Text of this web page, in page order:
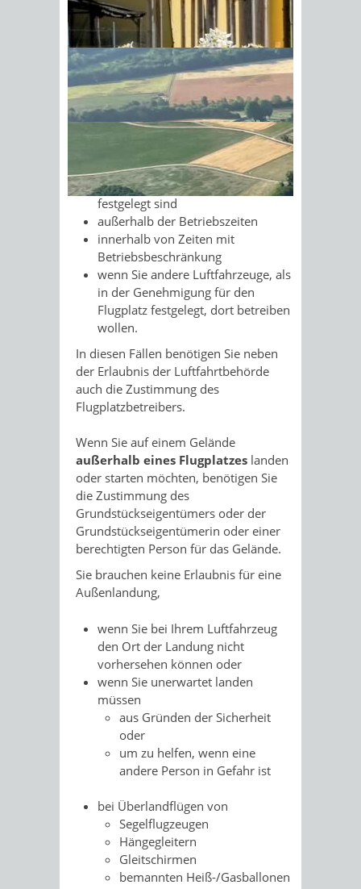
Sonnenschein am Morgen im
Ahornwald
zuständigen Luftfahrtbehörde und
Grundstückseigentümer oder einer
berechtigten Person für das Gelände.
Außerdem benötigen Sie eine
Erlaubnis für Starts und Landungen
auf Flugplätzen:
außerhalb der Start- oder
Landebahnen, die in der
Genehmigung für den Flugplatz
festgelegt sind
außerhalb der Betriebszeiten
innerhalb von Zeiten mit
Betriebsbeschränkung
wenn Sie andere Luftfahrzeuge, als
in der Genehmigung für den
Flugplatz festgelegt, dort betreiben
wollen.
In diesen Fällen benötigen Sie neben
der Erlaubnis der Luftfahrtbehörde
auch die Zustimmung des
Flugplatzbetreibers.
Wenn Sie auf einem Gelände
außerhalb eines Flugplatzes landen
oder starten möchten, benötigen Sie
die Zustimmung des
Grundstückseigentümers oder der
Grundstückseigentümerin oder einer
berechtigten Person für das Gelände.
Sie brauchen keine Erlaubnis für eine
Außenlandung,
wenn Sie bei Ihrem Luftfahrzeug
den Ort der Landung nicht
vorhersehen können oder
wenn Sie unerwartet landen
müssen
aus Gründen der Sicherheit
oder
um zu helfen, wenn eine
andere Person in Gefahr ist
bei Überlandflügen von
Segelflugzeugen
Hängegleitern
Gleitschirmen
bemannten Heiß-/Gasballonen